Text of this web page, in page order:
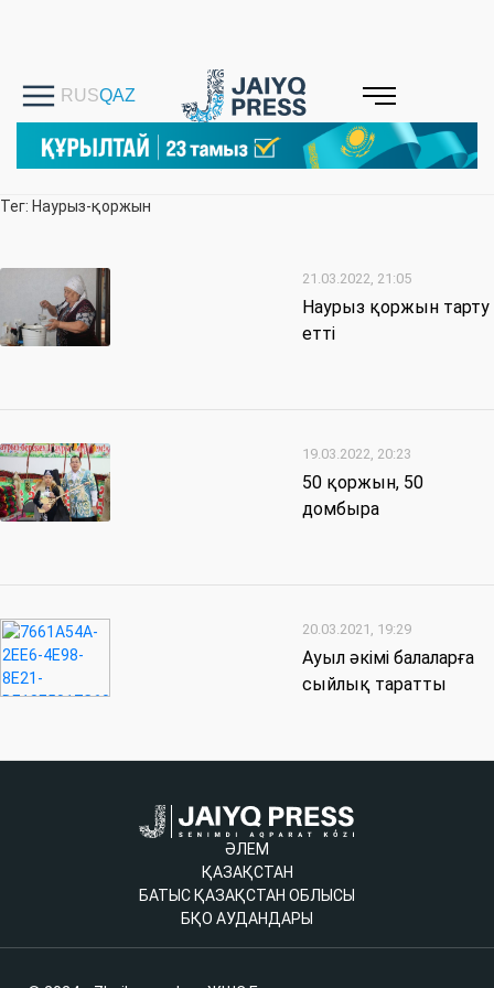
Тег: Наурыз-қоржын
21.03.2022, 21:05
Наурыз қоржын тарту
етті
19.03.2022, 20:23
50 қоржын, 50
домбыра
20.03.2021, 19:29
Ауыл әкімі балаларға
сыйлық таратты
ӘЛЕМ
ҚАЗАҚСТАН
БАТЫС ҚАЗАҚСТАН ОБЛЫСЫ
БҚО АУДАНДАРЫ